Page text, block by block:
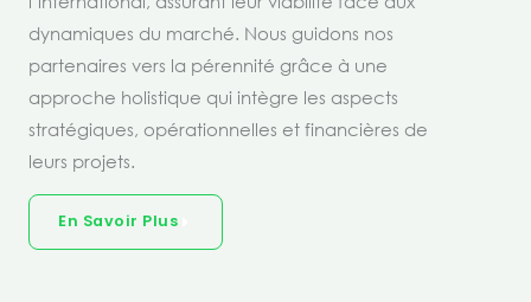
dynamiques du marché. Nous guidons nos
partenaires vers la pérennité grâce à une
approche holistique qui intègre les aspects
stratégiques, opérationnelles et financières de
leurs projets.
En Savoir Plus